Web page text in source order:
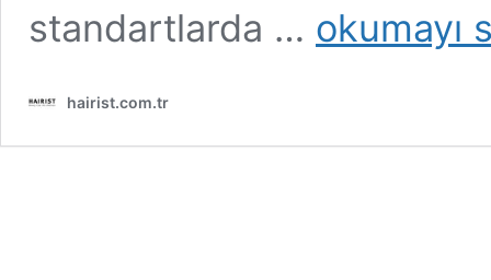
standartlarda …
Yılın
Kuaförü
okumayı
hairist.com.tr